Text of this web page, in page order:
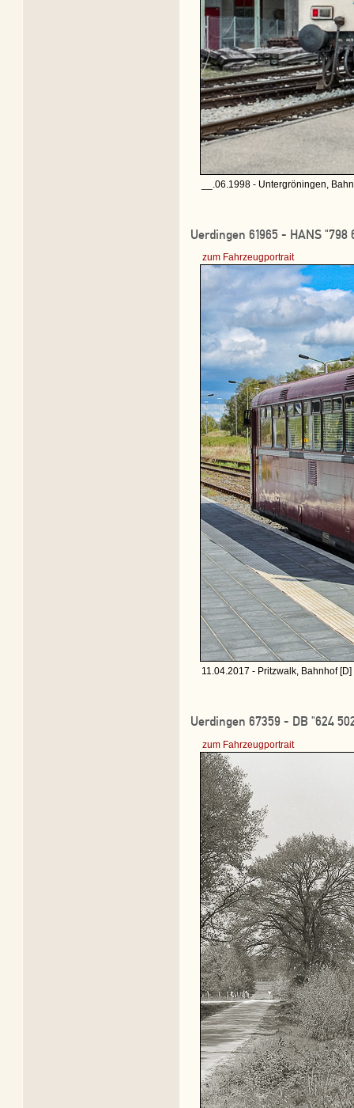
__.06.1998 - Untergröningen,
Uerdingen 61965 - HANS "798
zum Fahrzeugportrait
11.04.2017 - Pritzwalk, Bahnhof [D]
Uerdingen 67359 - DB "624
zum Fahrzeugportrait